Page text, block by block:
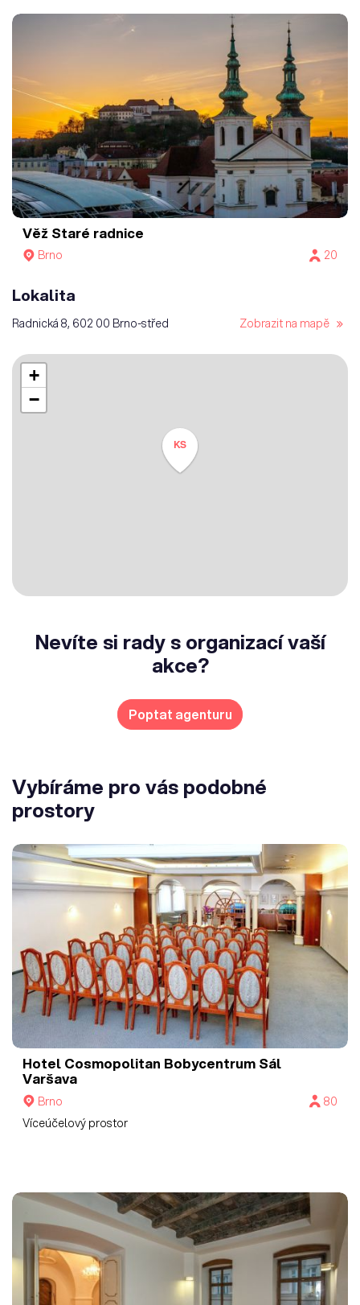
Věž Staré radnice
Brno 20
Lokalita
Radnická 8, 602 00 Brno-střed Zobrazit na mapě
KS
+
−
Nevíte si rady s organizací vaší
akce?
Poptat agenturu
Vybíráme pro vás podobné
prostory
Hotel Cosmopolitan Bobycentrum Sál
Varšava
Brno
80
Víceúčelový prostor